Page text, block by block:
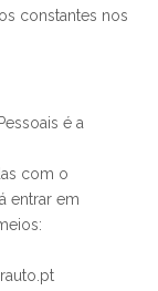
constantes nos
é a
com o
entrar em